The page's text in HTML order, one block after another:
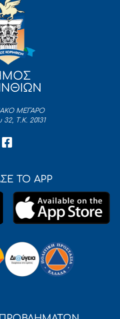
ΜΕΓΑΡΟ
32, Τ.Κ. 20131
ΤΟ APP